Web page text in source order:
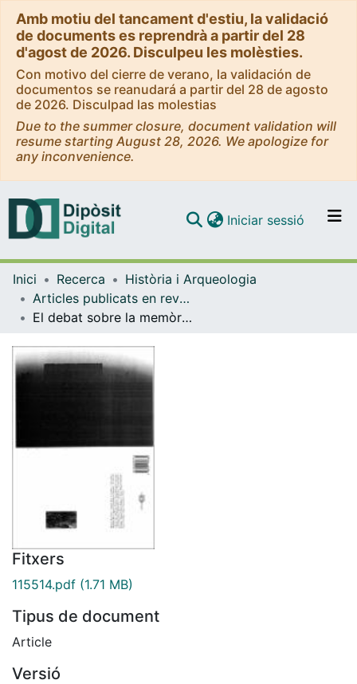
Amb motiu del tancament d'estiu, la validació
de documents es reprendrà a partir del 28
d'agost de 2026. Disculpeu les molèsties.
Con motivo del cierre de verano, la validación de
documentos se reanudará a partir del 28 de agosto
de 2026. Disculpad las molestias
Due to the summer closure, document validation will
resume starting August 28, 2026. We apologize for
any inconvenience.
Navega per tot el DD
Com publicar
Iniciar sessió (current)
Inici Recerca
Història i Arqueologia
Articles publicats en revistes (Història i Arqueologia)
El debat sobre la memòria de l'antifeixisme a Itàlia
Fitxers
115514.pdf (1.71 MB)
Tipus de document
Article
Versió